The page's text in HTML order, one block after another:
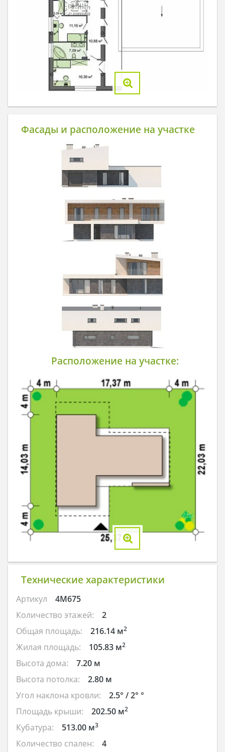
Фасады и расположение на участке
Расположение на участке:
Технические характеристики
Артикул
4M675
Количество этажей:
2
Общая площадь:
216.14 м2
Жилая площадь: 105.83 м2
Высота дома:
7.20 м
Высота потолка:
2.80 м
Угол наклона кровли:
2.5° / 2° °
Площадь крыши:
202.50 м2
Кубатура: 513.00 м3
Количество спален: 4